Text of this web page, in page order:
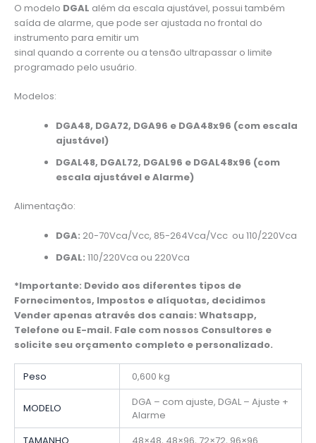
O modelo DGAL além da escala ajustável, possui também
saída de alarme, que pode ser ajustada no frontal do
instrumento para emitir um
sinal quando a corrente ou a tensão ultrapassar o limite
programado pelo usuário.
Modelos:
DGA48, DGA72, DGA96 e DGA48x96 (com escala
ajustável)
DGAL48, DGAL72, DGAL96 e DGAL48x96 (com
escala ajustável e Alarme)
Alimentação:
DGA: 20-70Vca/Vcc, 85-264Vca/Vcc ou 110/220Vca
DGAL: 110/220Vca ou 220Vca
*Importante: Devido aos diferentes tipos de
Fornecimentos, Impostos e alíquotas, decidimos
Vender apenas através dos canais: Whatsapp,
Telefone ou E-mail. Fale com nossos Consultores e
solicite seu orçamento completo e personalizado.
Peso 0,600 kg
MODELO
DGA – com ajuste, DGAL – Ajuste +
Alarme
TAMANHO
48×48, 48×96, 72×72, 96×96